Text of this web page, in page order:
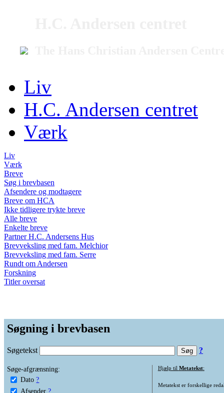
Liv
H.C. Andersen centret
Værk
Liv
Værk
Breve
Søg i brevbasen
Afsendere og modtagere
Breve om HCA
Ikke tidligere trykte breve
Alle breve
Enkelte breve
Partner H.C. Andersens Hus
Brevveksling med fam. Melchior
Brevveksling med fam. Serre
Rundt om Andersen
Forskning
Titler oversat
Søgning i brevbasen
Søgetekst ?
Søge-afgrænsning:
Dato ?
Afsender ?
Hjælp til Metatekst:
Metatekst er forskellige